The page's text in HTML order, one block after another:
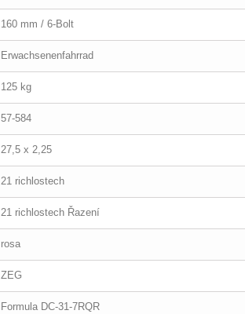
160 mm / 6-Bolt
Erwachsenenfahrrad
125 kg
57-584
27,5 x 2,25
21 richlostech
21 richlostech Řazení
rosa
ZEG
Formula DC-31-7RQR